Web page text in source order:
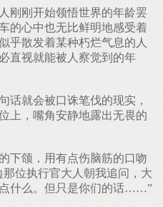
刚刚开始领悟世界的年龄罢
的心中也无比鲜明地感受着
乎散发着某种朽烂气息的人
直视就能被人察觉到的年
就会被口诛笔伐的现实，
上，嘴角安静地露出无畏的
下颌，用有点伤脑筋的口吻
位执行官大人朝我追问，大
什么。但只是你们的话……”